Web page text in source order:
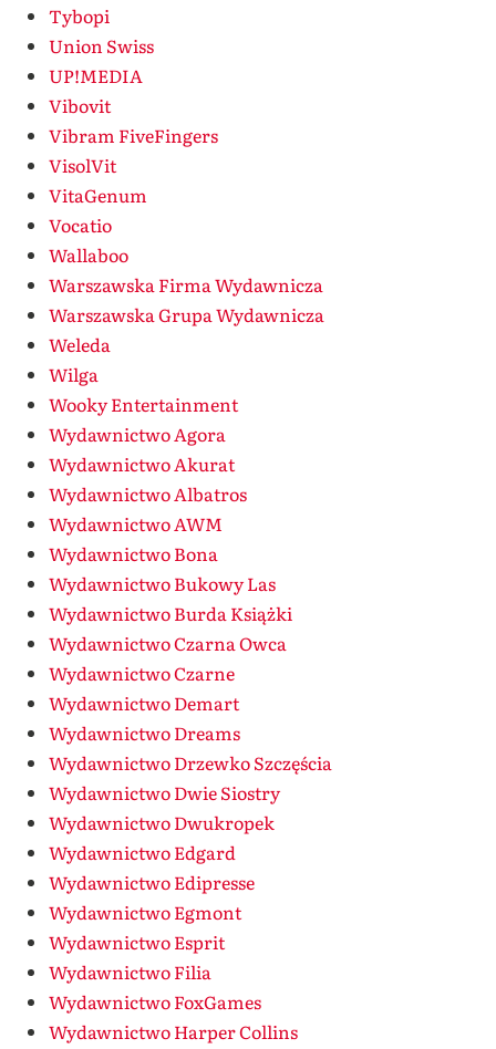
Tybopi
Union Swiss
UP!MEDIA
Vibovit
Vibram FiveFingers
VisolVit
VitaGenum
Vocatio
Wallaboo
Warszawska Firma Wydawnicza
Warszawska Grupa Wydawnicza
Weleda
Wilga
Wooky Entertainment
Wydawnictwo Agora
Wydawnictwo Akurat
Wydawnictwo Albatros
Wydawnictwo AWM
Wydawnictwo Bona
Wydawnictwo Bukowy Las
Wydawnictwo Burda Książki
Wydawnictwo Czarna Owca
Wydawnictwo Czarne
Wydawnictwo Demart
Wydawnictwo Dreams
Wydawnictwo Drzewko Szczęścia
Wydawnictwo Dwie Siostry
Wydawnictwo Dwukropek
Wydawnictwo Edgard
Wydawnictwo Edipresse
Wydawnictwo Egmont
Wydawnictwo Esprit
Wydawnictwo Filia
Wydawnictwo FoxGames
Wydawnictwo Harper Collins